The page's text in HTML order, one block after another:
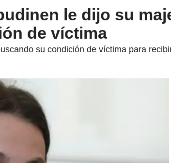
le dijo su
de víctima
su condición de víctima para